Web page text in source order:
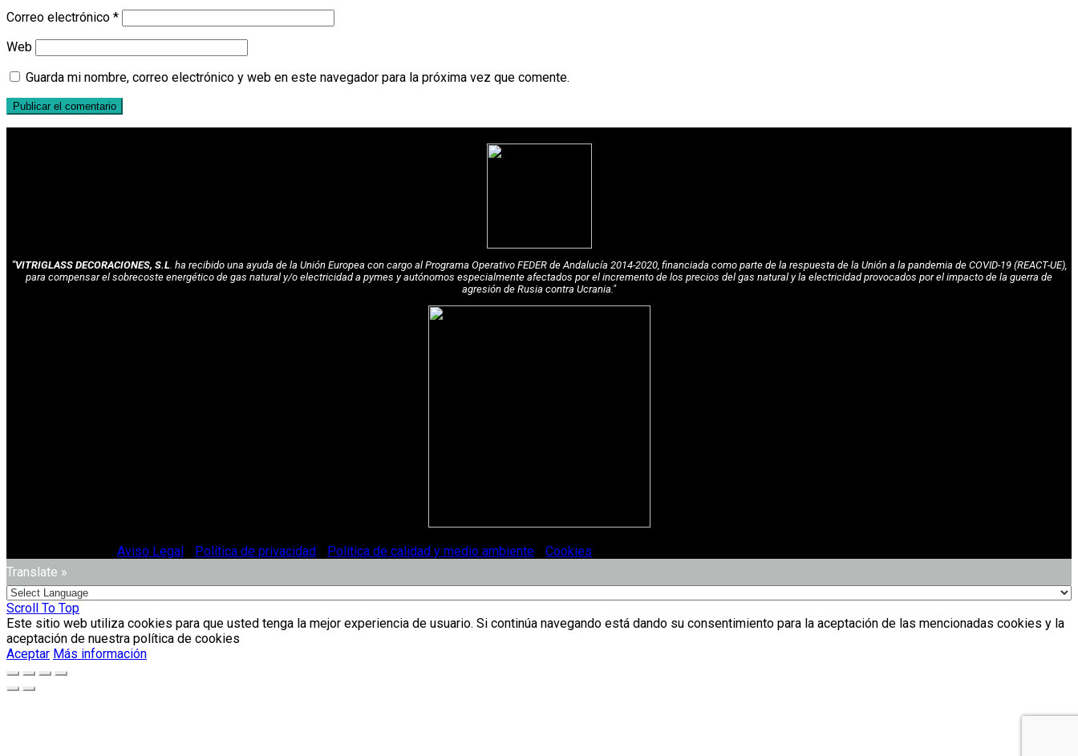
Correo electrónico *
Web
Guarda mi nombre, correo electrónico y web en este navegador para la próxima vez que comente.
"VITRIGLASS DECORACIONES, S.L. ha recibido una ayuda de la Unión Europea con cargo al Programa Operativo FEDER de Andalucía 2014-2020, financiada como parte de la respuesta de la Unión a la pandemia de COVID-19 (REACT-UE),
para compensar el sobrecoste energético de gas natural y/o electricidad a pymes y autónomos especialmente afectados por el incremento de los precios del gas natural y la electricidad provocados por el impacto de la guerra de
agresión de Rusia contra Ucrania."
Aviso Legal Política de privacidad Política de calidad y medio ambiente Cookies
Translate »
Scroll To Top
Este sitio web utiliza cookies para que usted tenga la mejor experiencia de usuario. Si continúa navegando está dando su consentimiento para la aceptación de las mencionadas cookies y la
aceptación de nuestra política de cookies
Aceptar Más información